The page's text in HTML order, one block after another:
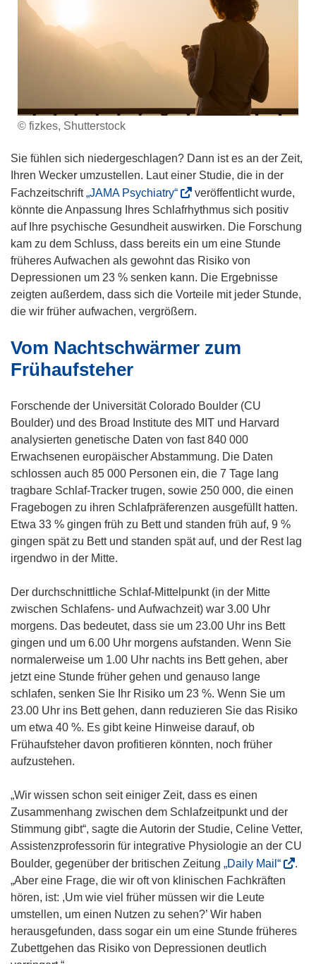
© fizkes, Shutterstock
Sie fühlen sich niedergeschlagen? Dann ist es an der Zeit,
Ihren Wecker umzustellen. Laut einer Studie, die in der
Fachzeitschrift„JAMA Psychiatry“(
ö
f
f
n
e
t
i
n
m
F
e
n
s
t
e
r
)
veröffentlicht wurde,
könnte die Anpassung Ihres Schlafrhythmus sich positiv
auf Ihre psychische Gesundheit auswirken. Die Forschung
kam zu dem Schluss, dass bereits ein um eine Stunde
früheres Aufwachen als gewohnt das Risiko von
Depressionen um 23 % senken kann. Die Ergebnisse
zeigten außerdem, dass sich die Vorteile mit jeder Stunde,
die wir früher aufwachen, vergrößern.
Vom Nachtschwärmer zum
Frühaufsteher
Forschende der Universität Colorado Boulder (CU
Boulder) und des Broad Institute des MIT und Harvard
analysierten genetische Daten von fast 840 000
Erwachsenen europäischer Abstammung. Die Daten
schlossen auch 85 000 Personen ein, die 7 Tage lang
tragbare Schlaf-Tracker trugen, sowie 250 000, die einen
Fragebogen zu ihren Schlafpräferenzen ausgefüllt hatten.
Etwa 33 % gingen früh zu Bett und standen früh auf, 9 %
gingen spät zu Bett und standen spät auf, und der Rest lag
irgendwo in der Mitte.
Der durchschnittliche Schlaf-Mittelpunkt (in der Mitte
zwischen Schlafens- und Aufwachzeit) war 3.00 Uhr
morgens. Das bedeutet, dass sie um 23.00 Uhr ins Bett
gingen und um 6.00 Uhr morgens aufstanden. Wenn Sie
normalerweise um 1.00 Uhr nachts ins Bett gehen, aber
jetzt eine Stunde früher gehen und genauso lange
schlafen, senken Sie Ihr Risiko um 23 %. Wenn Sie um
23.00 Uhr ins Bett gehen, dann reduzieren Sie das Risiko
um etwa 40 %. Es gibt keine Hinweise darauf, ob
Frühaufsteher davon profitieren könnten, noch früher
aufzustehen.
„Wir wissen schon seit einiger Zeit, dass es einen
Zusammenhang zwischen dem Schlafzeitpunkt und der
Stimmung gibt“, sagte die Autorin der Studie, Celine Vetter,
Assistenzprofessorin für integrative Physiologie an der CU
Boulder, gegenüber der britischen Zeitung „Daily Mail“(
ö
n
.
„Aber eine Frage, die wir oft von klinischen Fachkräften
hören, ist: ,Um wie viel früher müssen wir die Leute
umstellen, um einen Nutzen zu sehen?’ Wir haben
herausgefunden, dass sogar ein um eine Stunde früheres
Zubettgehen das Risiko von Depressionen deutlich